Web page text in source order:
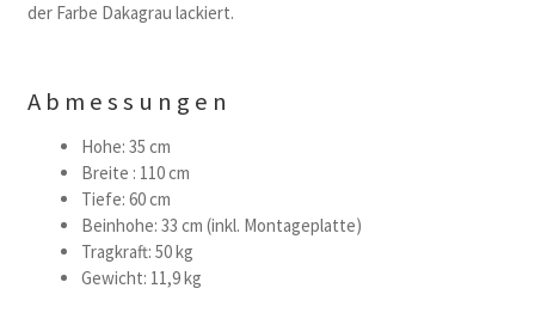
der Farbe Dakagrau lackiert.
Abmessungen
Hohe: 35 cm
Breite : 110 cm
Tiefe: 60 cm
Beinhohe: 33 cm (inkl. Montageplatte)
Tragkraft: 50 kg
Gewicht: 11,9 kg